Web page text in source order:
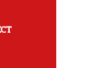
croûtons, sauce